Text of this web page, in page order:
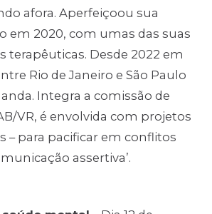
afora. Aperfeiçoou sua
em 2020, com umas das suas
terapêuticas. Desde 2022 em
Rio de Janeiro e São Paulo
Integra a comissão de
VR, é envolvida com projetos
– para pacificar em conflitos
assertiva’.